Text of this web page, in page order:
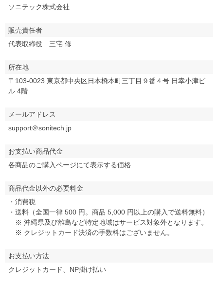
ソニテック株式会社
販売責任者
代表取締役 三宅 修
所在地
〒103-0023 東京都中央区日本橋本町三丁目９番４号 日幸小津ビ
ル 4階
メールアドレス
support＠sonitech.jp
お支払い商品代金
各商品のご購入ページにて表示する価格
商品代金以外の必要料金
・消費税
・送料（全国一律 500 円。商品 5,000 円以上の購入で送料無料）
※ 沖縄県及び離島など特定地域はサービス対象外となります。
※ クレジットカード決済の手数料はございません。
お支払い方法
クレジットカード、NP掛け払い